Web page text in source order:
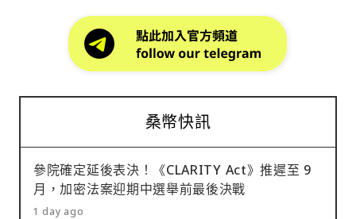
桑幣快訊
參院確定延後表決！《CLARITY Act》推遲至 9
月，加密法案迎期中選舉前最後決戰
1 day ago